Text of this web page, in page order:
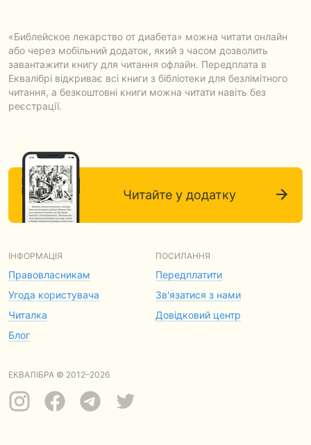
«Библейское лекарство от диабета» можна читати онлайн
або через мобільний додаток, який з часом дозволить
завантажити книгу для читання офлайн. Передплата в
Еквалібрі відкриває всі книги з бібліотеки для безлімітного
читання, а безкоштовні книги можна читати навіть без
реєстрації.
Читайте у додатку
ІНФОРМАЦІЯ
Правовласникам
Угода користувача
Читалка
Блог
ПОСИЛАННЯ
Передплатити
Зв'язатися з нами
Довідковий центр
ЕКВАЛІБРА © 2012–2026